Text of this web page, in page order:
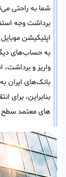
شما به راحتی
برداشت وجه
اپلیکیشن
به حساب‌های
واریز و
بانک‌های ایران
بنابراین، برای
های معتمد سطح